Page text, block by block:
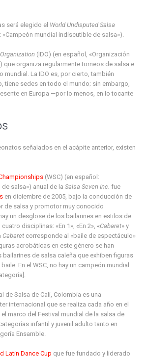
será elegido el World Undisputed Salsa
«Campeón mundial indiscutible de salsa»).
(IDO) (en español, «Organización
que organiza regularmente torneos de salsa e
mundial. La IDO es, por cierto, también
tiene sedes en todo el mundo; sin embargo,
en Europa —por lo menos, en lo tocante
señalados en el acápite anterior, existen
(WSC) (en español:
de salsa») anual de laSalsa Seven Inc. fue
en diciembre de 2005, bajo la conducción de
de salsa y promotor muy conocido
un desglose de los bailarines en estilos de
disciplinas: «En 1», «En 2», «Cabaret» y
Cabaret corresponde al «baile de espectáculo»
acrobáticas en este género se han
de salsa caleña que exhiben figuras
En el WSC, no hay un campeón mundial
de Salsa de Cali, Colombia es una
internacional que se realiza cada año en el
marco del Festival mundial de la salsa de
infantil y juvenil adulto tanto en
Ensamble.
Latin Dance Cup que fue fundado y liderado